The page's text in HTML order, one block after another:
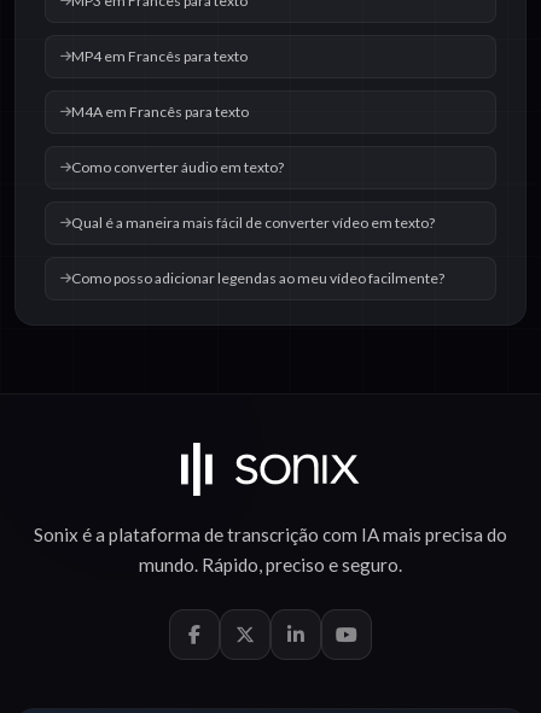
MP4 em Francês para texto
M4A em Francês para texto
Como converter áudio em texto?
Qual é a maneira mais fácil de converter vídeo em texto?
Como posso adicionar legendas ao meu vídeo facilmente?
Sonix é a plataforma detranscrição com IAmais precisa do
mundo. Rápido,preciso eseguro.